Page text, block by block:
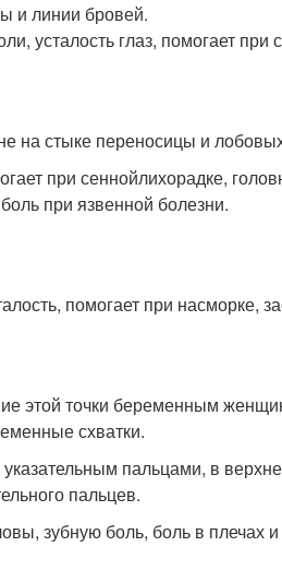
и линии бровей.
усталость глаз, помогает при
на стыке переносицы и
при сеннойлихорадке,
при язвенной болезни.
помогает при насморке,
этой точки беременным
схватки.
пальцами, в
пальцев.
зубную боль, боль в плечах